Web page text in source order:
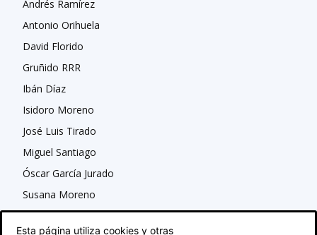
Andrés Ramírez
Antonio Orihuela
David Florido
Gruñido RRR
Ibán Díaz
Isidoro Moreno
José Luis Tirado
Miguel Santiago
Óscar García Jurado
Susana Moreno
Esta página utiliza cookies y otras